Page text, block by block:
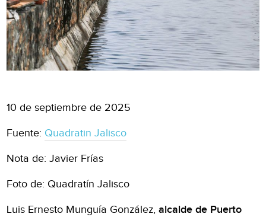
10 de septiembre de 2025
Fuente: Quadratin Jalisco
Nota de: Javier Frías
Foto de: Quadratín Jalisco
Luis Ernesto Munguía González,alcalde de Puerto